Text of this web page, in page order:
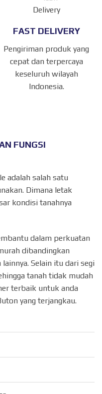
FAST DELIVERY
Pengiriman produk yang
cepat dan terpercaya
keseluruh wilayah
Indonesia.
FUNGSI
adalah salah satu
Dimana letak
kondisi tanahnya
dalam perkuatan
dibandingkan
Selain itu dari segi
tanah tidak mudah
terbaik untuk anda
yang terjangkau.